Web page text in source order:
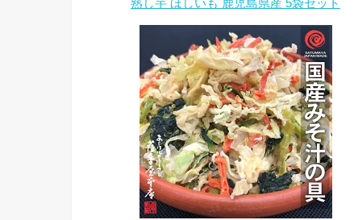
熟し芋 ほしいも 鹿児島県産 5袋セット